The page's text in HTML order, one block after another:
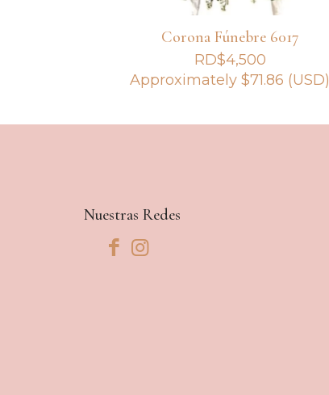
Corona Fúnebre 6017
RD$4,500
Approximately$71.86 (USD)
Nuestras Redes